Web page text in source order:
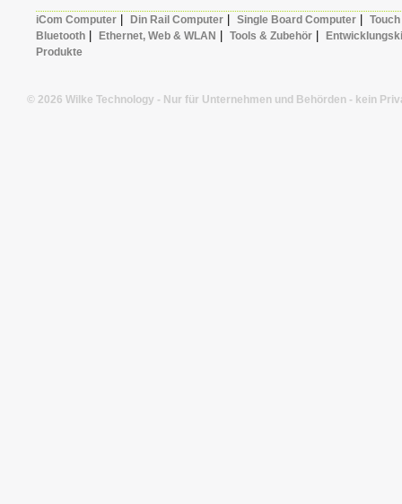
iCom Computer Din Rail Computer Single Board Computer
Bluetooth
Ethernet, Web & WLAN Tools & Zubehör
Produkte
© 2026 Wilke Technology - Nur für Unternehmen und Behörden - kein